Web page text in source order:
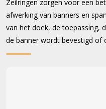
Zeilringen zorgen voor een
afwerking van banners en
van het doek, de toepassing,
de banner wordt bevestigd of